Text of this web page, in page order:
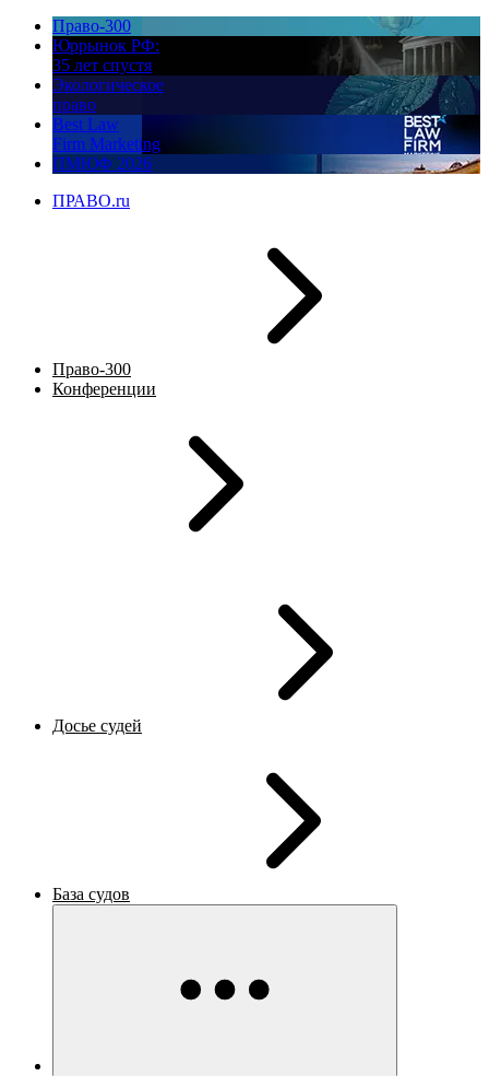
Право-300
Юррынок РФ:
35 лет спустя
Экологическое
право
Best Law
Firm Marketing
ПМЮФ 2026
ПРАВО.ru
Право-300
Конференции
Досье судей
База судов